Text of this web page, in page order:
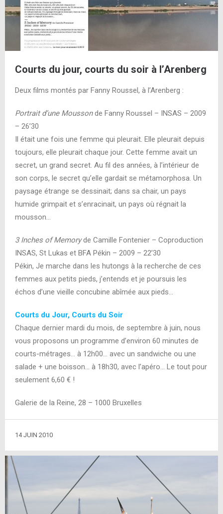
Courts du jour, courts du soir à l’Arenberg
Deux films montés par Fanny Roussel, à l’Arenberg :
Portrait d’une Moussonde Fanny Roussel – INSAS – 2009
– 26’30
Il était une fois une femme qui pleurait. Elle pleurait depuis
toujours, elle pleurait chaque jour. Cette femme avait un
secret, un grand secret. Au fil des années, à l’intérieur de
son corps, le secret qu’elle gardait se métamorphosa. Un
paysage étrange se dessinait; dans sa chair, un pays
humide grimpait et s’enracinait, un pays où régnait la
mousson…
3 Inches of Memoryde Camille Fontenier – Coproduction
INSAS, St Lukas et BFA Pékin – 2009 – 22’30
Pékin, Je marche dans les hutongs à la recherche de ces
femmes aux petits pieds, j’entends et je poursuis les
échos d’une vieille concubine abîmée aux pieds…
Courts du Jour, Courts du Soir
Chaque dernier mardi du mois, de septembre à juin, nous
vous proposons un programme d’environ 60 minutes de
courts-métrages… à 12h00… avec un sandwiche ou une
salade + une boisson… à 18h30, avec l’apéro… Le tout pour
seulement 6,60 € !
Galerie de la Reine, 28 – 1000 Bruxelles
14 JUIN 2010